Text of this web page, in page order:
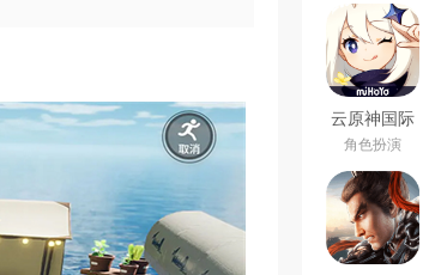
云原神国际
版app下载
2026最新版
角色扮演